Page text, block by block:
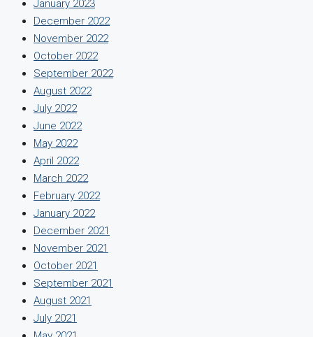
January 2023
December 2022
November 2022
October 2022
September 2022
August 2022
July 2022
June 2022
May 2022
April 2022
March 2022
February 2022
January 2022
December 2021
November 2021
October 2021
September 2021
August 2021
July 2021